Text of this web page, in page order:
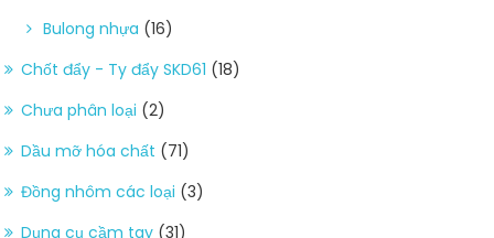
Bulong nhựa (16)
Chốt đẩy - Ty đẩy SKD61 (18)
Chưa phân loại (2)
Dầu mỡ hóa chất (71)
Đồng nhôm các loại (3)
Dụng cụ cầm tay (31)